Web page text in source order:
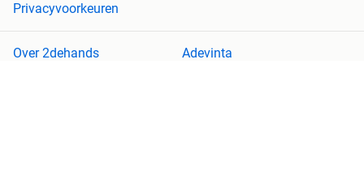
Privacyvoorkeuren
Over 2dehands
Adevinta